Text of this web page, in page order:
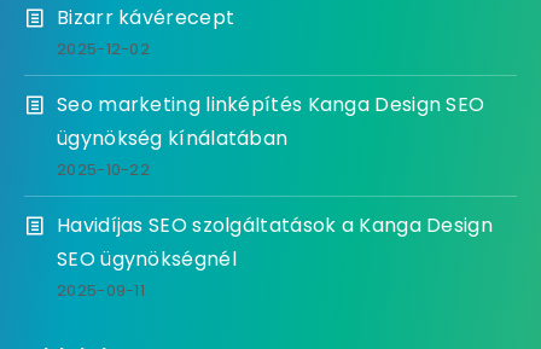
Bizarr kávérecept
2025-12-02
Seo marketing linképítés Kanga Design SEO
ügynökség kínálatában
2025-10-22
Havidíjas SEO szolgáltatások a Kanga Design
SEO ügynökségnél
2025-09-11